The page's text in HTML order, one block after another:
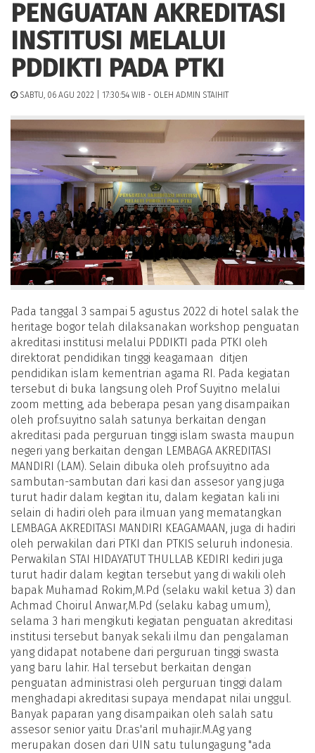
PENGUATAN AKREDITASI
INSTITUSI MELALUI
PDDIKTI PADA PTKI
SABTU, 06 AGU 2022 | 17:30:54 WIB - OLEH ADMIN STAIHIT
Pada tanggal 3 sampai 5 agustus 2022 di hotel salak the
heritage bogor telah dilaksanakan workshop penguatan
akreditasi institusi melalui PDDIKTI pada PTKI oleh
direktorat pendidikan tinggi keagamaan ditjen
pendidikan islam kementrian agama RI. Pada kegiatan
tersebut di buka langsung oleh Prof Suyitno melalui
zoom metting, ada beberapa pesan yang disampaikan
oleh prof.suyitno salah satunya berkaitan dengan
akreditasi pada perguruan tinggi islam swasta maupun
negeri yang berkaitan dengan LEMBAGA AKREDITASI
MANDIRI (LAM). Selain dibuka oleh prof.suyitno ada
sambutan-sambutan dari kasi dan assesor yang juga
turut hadir dalam kegitan itu, dalam kegiatan kali ini
selain di hadiri oleh para ilmuan yang mematangkan
LEMBAGA AKREDITASI MANDIRI KEAGAMAAN, juga di hadiri
oleh perwakilan dari PTKI dan PTKIS seluruh indonesia.
Perwakilan STAI HIDAYATUT THULLAB KEDIRI kediri juga
turut hadir dalam kegitan tersebut yang di wakili oleh
bapak Muhamad Rokim,M.Pd (selaku wakil ketua 3) dan
Achmad Choirul Anwar,M.Pd (selaku kabag umum),
selama 3 hari mengikuti kegiatan penguatan akreditasi
institusi tersebut banyak sekali ilmu dan pengalaman
yang didapat notabene dari perguruan tinggi swasta
yang baru lahir. Hal tersebut berkaitan dengan
penguatan administrasi oleh perguruan tinggi dalam
menghadapi akreditasi supaya mendapat nilai unggul.
Banyak paparan yang disampaikan oleh salah satu
assesor senior yaitu Dr.as'aril muhajir.M.Ag yang
merupakan dosen dari UIN satu tulungagung "ada